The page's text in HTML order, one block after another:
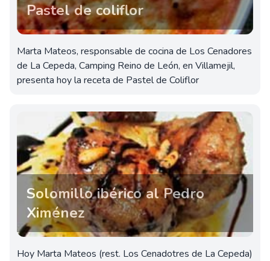
Pastel de coliflor
Marta Mateos, responsable de cocina de Los Cenadores
de La Cepeda, Camping Reino de León, en Villamejil,
presenta hoy la receta de Pastel de Coliflor
Solomillo ibérico al Pedro
Ximénez
Hoy Marta Mateos (rest. Los Cenadotres de La Cepeda)